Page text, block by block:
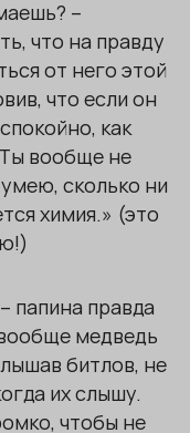
–
что на правду
от него этой
что если он
как
вообще не
сколько ни
химия.» (это
папина правда
медведь
битлов, не
их слышу.
чтобы не